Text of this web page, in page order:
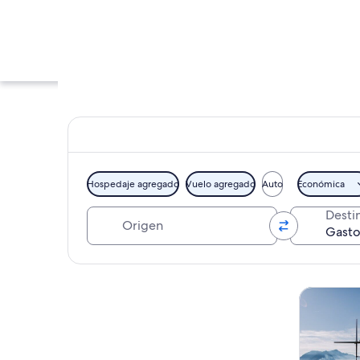
Un reloj con
Hospedaje agregado Vuelo agregado Auto Económica
Tours y